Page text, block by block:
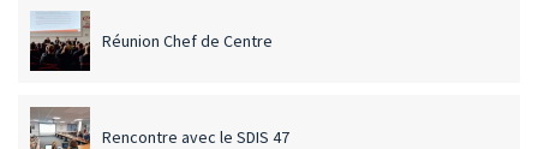
Réunion Chef de Centre
Rencontre avec le SDIS 47